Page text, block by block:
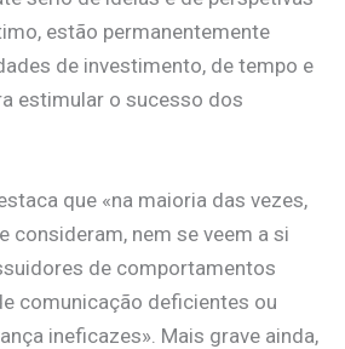
estão permanentemente
de investimento, de tempo e
estimular o sucesso dos
que «na maioria das vezes,
consideram, nem se veem a si
de comportamentos
comunicação deficientes ou
ineficazes». Mais grave ainda,